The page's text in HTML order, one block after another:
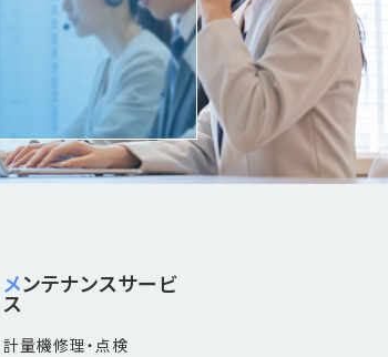
メンテナンスサービ
ス
計量機修理・点検